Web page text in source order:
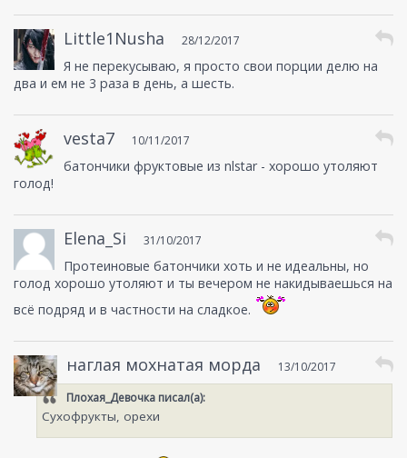
Little1Nusha 28/12/2017
Я не перекусываю, я просто свои порции делю на
два и ем не 3 раза в день, а шесть.
vesta7 10/11/2017
батончики фруктовые из nlstar - хорошо утоляют
голод!
Elena_Si 31/10/2017
Протеиновые батончики хоть и не идеальны, но
голод хорошо утоляют и ты вечером не накидываешься на
всё подряд и в частности на сладкое.
наглая мохнатая морда
13/10/2017
Плохая_Девочка писал(а):
Сухофрукты, орехи